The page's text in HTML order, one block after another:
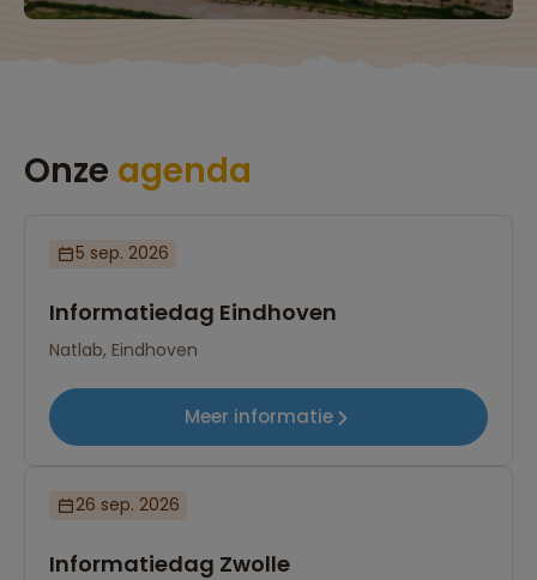
Onze agenda
5 sep. 2026
Informatiedag Eindhoven
Natlab, Eindhoven
Meer informatie
26 sep. 2026
Informatiedag Zwolle